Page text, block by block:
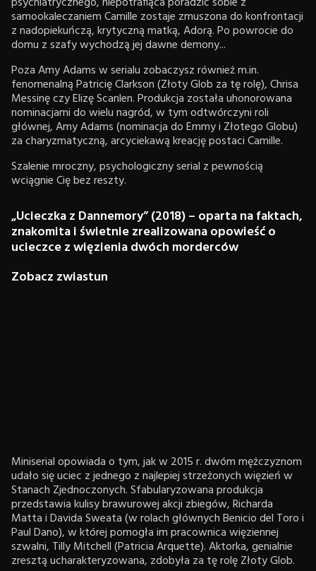
samookaleczaniem Camille zostaje zmuszona do konfrontacji
z nadopiekuńczą, krytyczną matką, Adorą. Po powrocie do
domu z szafy wychodzą jej dawne demony...
Poza Amy Adams w serialu zobaczysz również m.in.
fenomenalną Patricię Clarkson (Złoty Glob za tę rolę), Chrisa
Messinę czy Elizę Scanlen. Produkcja została uhonorowana
nominacjami do wielu nagród, w tym odtwórczyni roli
głównej, Amy Adams (nominacja do Emmy i Złotego Globu)
za charyzmatyczną, arcyciekawą kreację postaci Camille.
Szalenie mroczny, psychologiczny serial z pewnością
wciągnie Cię bez reszty.
„Ucieczka z Dannemory” (2018) – oparta na faktach,
znakomita i świetnie zrealizowana opowieść o
ucieczce z więzienia dwóch morderców
Zobacz zwiastun
Miniserial opowiada o tym, jak w 2015 r. dwóm mężczyznom
udało się uciec z jednego z najlepiej strzeżonych więzień w
Stanach Zjednoczonych. Sfabularyzowana produkcja
przedstawia kulisy brawurowej akcji zbiegów, Richarda
Matta i Davida Sweata (w rolach głównych Benicio del Toro i
Paul Dano), w której pomogła im pracownica więziennej
szwalni, Tilly Mitchell (Patricia Arquette). Aktorka, genialnie
zresztą ucharakteryzowana, zdobyła za tę rolę Złoty Glob.